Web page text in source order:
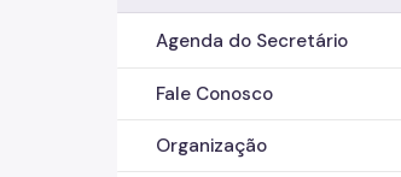
Agenda do Secretário
Fale Conosco
Organização